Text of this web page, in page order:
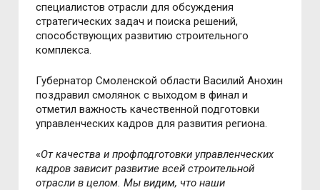
специалистов отрасли для обсуждения
стратегических задач и поиска решений,
способствующих развитию строительного
комплекса.
Губернатор Смоленской области Василий Анохин
поздравил смолянок с выходом в финал и
отметил важность качественной подготовки
управленческих кадров для развития региона.
«От качества и профподготовки управленческих
кадров зависит развитие всей строительной
отрасли в целом. Мы видим, что наши